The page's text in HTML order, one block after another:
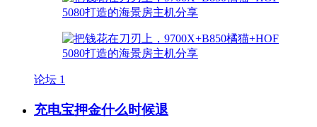
论坛 1
充电宝押金什么时候退